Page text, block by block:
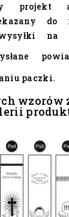
projekt
do
na
paczki.
wzorów